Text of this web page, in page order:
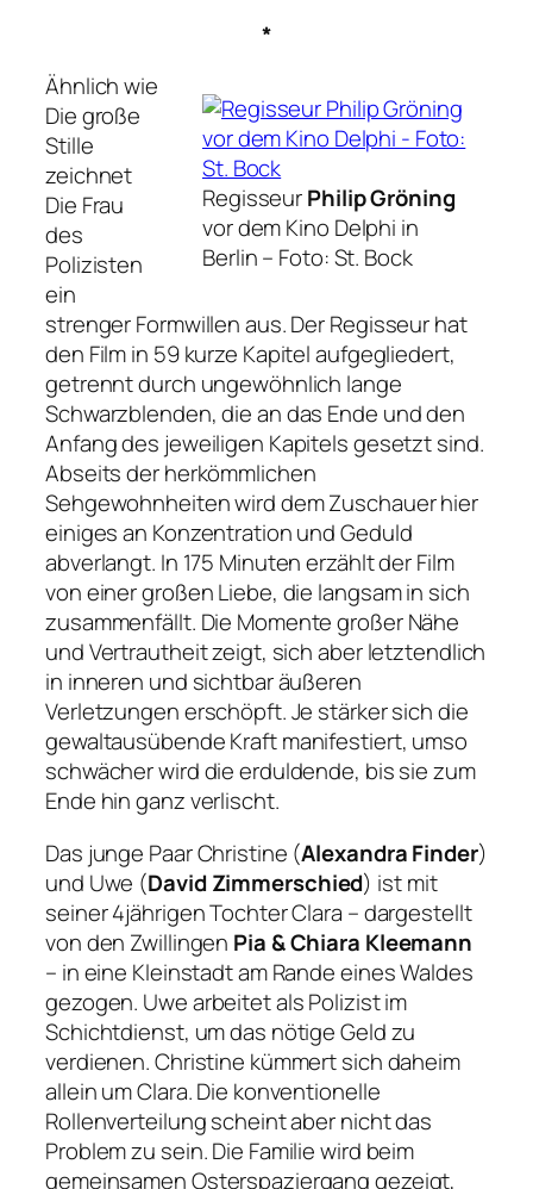
*
RegisseurPhilip Gröning
vor dem Kino Delphi in
Berlin – Foto: St. Bock
Ähnlich wie
Die große
Stille
zeichnet
Die Frau
des
Polizisten
ein
strenger Formwillen aus. Der Regisseur hat
den Film in 59 kurze Kapitel aufgegliedert,
getrennt durch ungewöhnlich lange
Schwarzblenden, die an das Ende und den
Anfang des jeweiligen Kapitels gesetzt sind.
Abseits der herkömmlichen
Sehgewohnheiten wird dem Zuschauer hier
einiges an Konzentration und Geduld
abverlangt. In 175 Minuten erzählt der Film
von einer großen Liebe, die langsam in sich
zusammenfällt. Die Momente großer Nähe
und Vertrautheit zeigt, sich aber letztendlich
in inneren und sichtbar äußeren
Verletzungen erschöpft. Je stärker sich die
gewaltausübende Kraft manifestiert, umso
schwächer wird die erduldende, bis sie zum
Ende hin ganz verlischt.
Das junge Paar Christine (Alexandra Finder)
und Uwe (David Zimmerschied) ist mit
seiner 4jährigen Tochter Clara – dargestellt
von den Zwillingen Pia & Chiara Kleemann
– in eine Kleinstadt am Rande eines Waldes
gezogen. Uwe arbeitet als Polizist im
Schichtdienst, um das nötige Geld zu
verdienen. Christine kümmert sich daheim
allein um Clara. Die konventionelle
Rollenverteilung scheint aber nicht das
Problem zu sein. Die Familie wird beim
gemeinsamen Osterspaziergang gezeigt,